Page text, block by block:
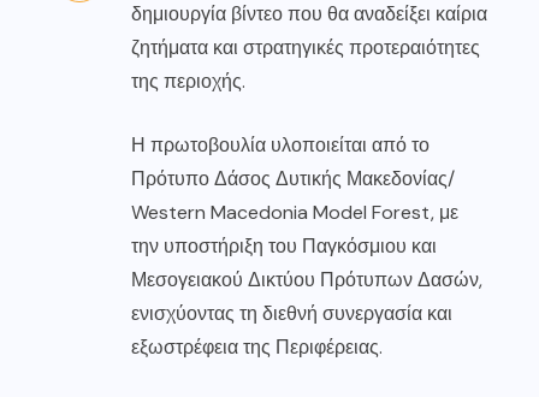
δημιουργία βίντεο που θα αναδείξει καίρια
ζητήματα και στρατηγικές προτεραιότητες
της περιοχής.
Η πρωτοβουλία υλοποιείται από το
Πρότυπο Δάσος Δυτικής Μακεδονίας/
Western Macedonia Model Forest, με
την υποστήριξη του Παγκόσμιου και
Μεσογειακού Δικτύου Πρότυπων Δασών,
ενισχύοντας τη διεθνή συνεργασία και
εξωστρέφεια της Περιφέρειας.